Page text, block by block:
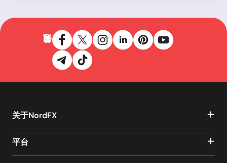
关于NordFX
平台